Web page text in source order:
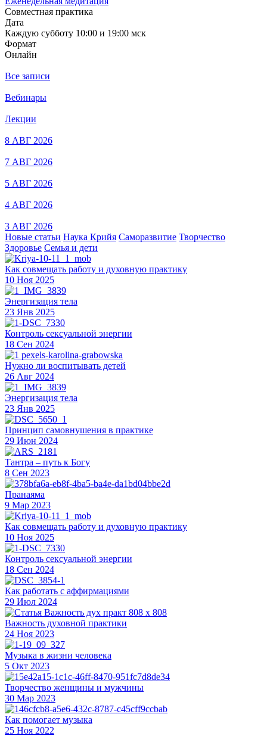
Совместная практика
Дата
Каждую субботу 10:00 и 19:00 мск
Формат
Онлайн
Все записи
Вебинары
Лекции
8 АВГ 2026
7 АВГ 2026
5 АВГ 2026
4 АВГ 2026
3 АВГ 2026
Новые статьи Наука Крийя Саморазвитие Творчество
Здоровье Семья и дети
Как совмещать работу и духовную практику
10 Ноя 2025
Энергизация тела
23 Янв 2025
Контроль сексуальной энергии
18 Сен 2024
Нужно ли воспитывать детей
26 Авг 2024
Энергизация тела
23 Янв 2025
Принцип самовнушения в практике
29 Июн 2024
Тантра – путь к Богу
8 Сен 2023
Пранаяма
9 Мар 2023
Как совмещать работу и духовную практику
10 Ноя 2025
Контроль сексуальной энергии
18 Сен 2024
Как работать с аффирмациями
29 Июл 2024
Важность духовной практики
24 Ноя 2023
Музыка в жизни человека
5 Окт 2023
Творчество женщины и мужчины
30 Мар 2023
Как помогает музыка
25 Ноя 2022